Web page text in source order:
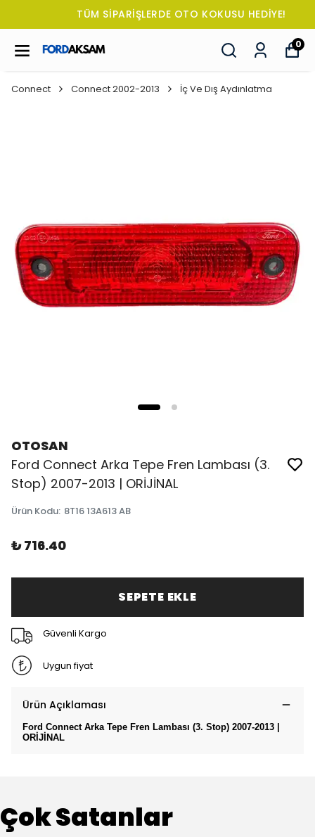
TÜM SİPARİŞLERDE OTO KOKUSU HEDİYE!
0
Connect Connect 2002-2013 İç Ve Dış Aydınlatma
OTOSAN
Ford Connect Arka Tepe Fren Lambası (3.
Stop) 2007-2013 | ORİJİNAL
Ürün Kodu: 8T16 13A613 AB
₺ 716.40
SEPETE EKLE
Güvenli Kargo
Uygun fiyat
Ürün Açıklaması
Ford Connect Arka Tepe Fren Lambası (3. Stop) 2007-2013 |
ORİJİNAL
Çok Satanlar